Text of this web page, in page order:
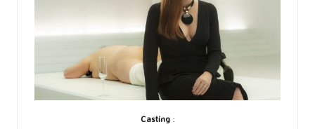
Casting: